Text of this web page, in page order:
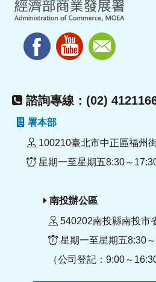
諮詢專線：(02)
署本部
100210臺北市中正區福州
星期一至星期五8:30～
南投辦公區
540202南投縣南投市
星期一至星期五8:30
（公司登記：9:00～